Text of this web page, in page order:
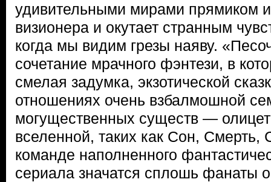
удивительными мирами прямиком
визионера и окутает странным
когда мы видим грезы наяву.
сочетание мрачного фэнтези, в
смелая задумка, экзотической
отношениях очень взбалмошной
могущественных существ —
вселенной, таких как Сон, Смерть,
команде наполненного
сериала значатся сплошь фанаты